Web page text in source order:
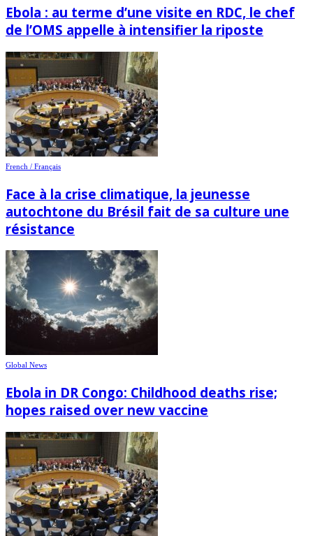
Ebola : au terme d’une visite en RDC, le chef
de l’OMS appelle à intensifier la riposte
French / Français
Face à la crise climatique, la jeunesse
autochtone du Brésil fait de sa culture une
résistance
Global News
Ebola in DR Congo: Childhood deaths rise;
hopes raised over new vaccine